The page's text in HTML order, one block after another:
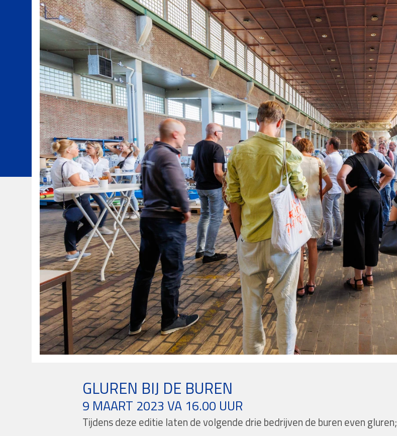
GLUREN BIJ DE BUREN
9 MAART 2023 VA 16.00 UUR
Tijdens deze editie laten de volgende drie bedrijven de buren even gluren;